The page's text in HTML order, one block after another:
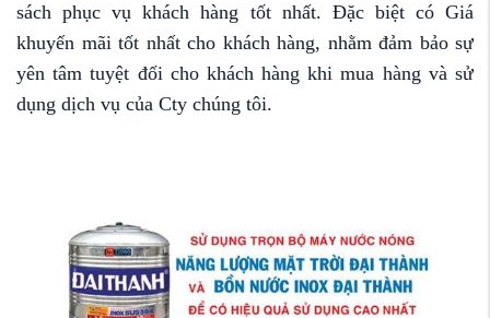
sách phục vụ khách hàng tốt nhất. Đặc biệt có Giá
khuyến mãi tốt nhất cho khách hàng, nhằm đảm bảo sự
yên tâm tuyệt đối cho khách hàng khi mua hàng và sử
dụng dịch vụ của Cty chúng tôi.